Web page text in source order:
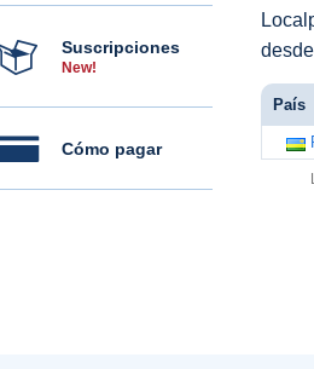
Suscripciones
New!
Cómo pagar
País